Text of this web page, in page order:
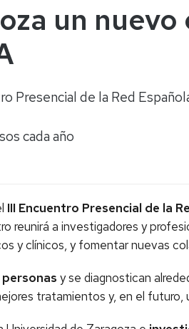
un
Presencial de la Red
cada año
III Encuentro Presencial de la
reunirá a investigadores y
y clínicos, y fomentar nuevas
y se diagnostican
tratamientos y, en el futuro,